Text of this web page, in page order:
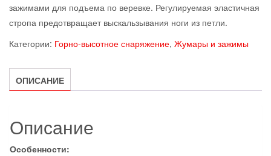
зажимами для подъема по веревке. Регулируемая эластичная
стропа предотвращает выскальзывания ноги из петли.
Категории: Горно-высотное снаряжение, Жумары и зажимы
ОПИСАНИЕ
Описание
Особенности: